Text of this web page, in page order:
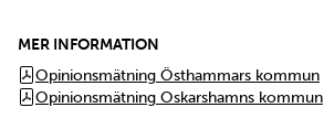
MER INFORMATION
Opinionsmätning Östhammars kommun
Opinionsmätning Oskarshamns kommun